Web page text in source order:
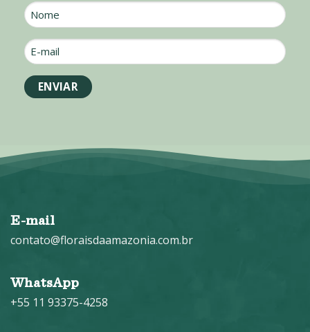
Nome
E-
mail
*
E-mail
contato@floraisdaamazonia.com.br
WhatsApp
+55 11 93375-4258